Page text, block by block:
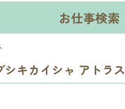
お仕事検索
シキカイシャ アトラ